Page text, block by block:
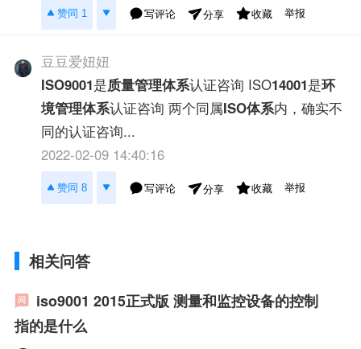
赞同 1 写评论 分享 收藏 举报
豆豆爱妞妞
ISO9001是质量管理体系认证咨询 ISO14001是环
境管理体系认证咨询 两个同属ISO体系内，确实不
同的认证咨询...
2022-02-09 14:40:16
赞同 8 写评论 分享 收藏 举报
相关问答
iso9001 2015正式版 测量和监控设备的控制
指的是什么